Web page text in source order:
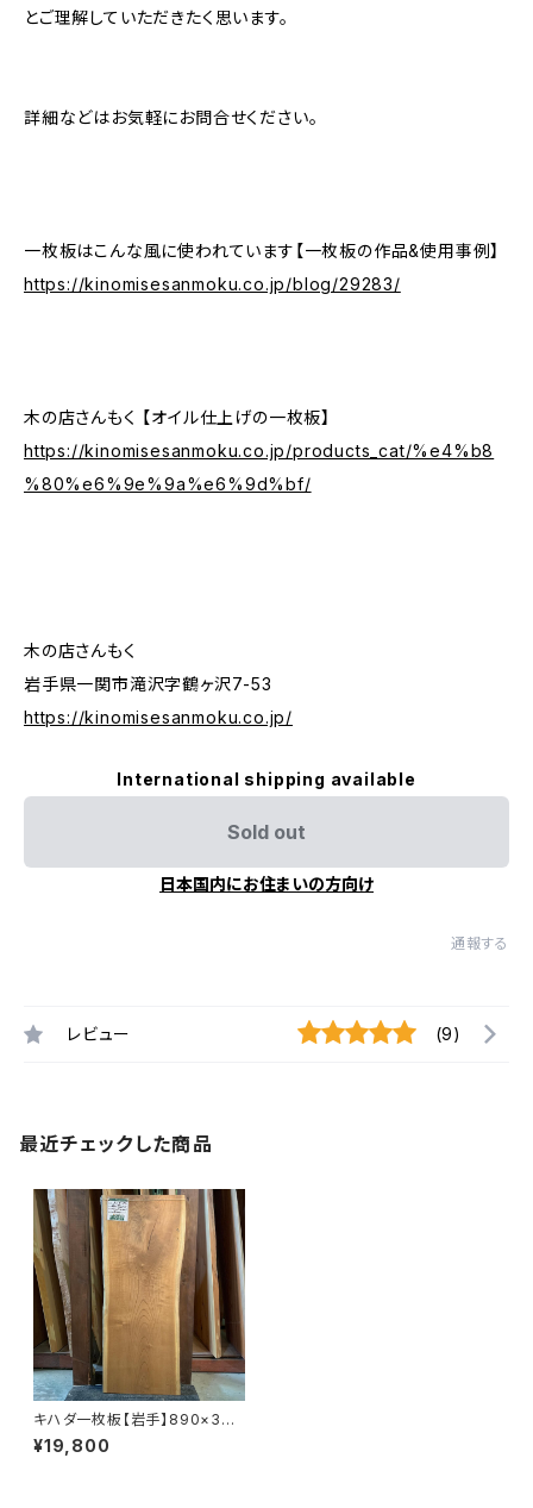
とご理解していただきたく思います。
詳細などはお気軽にお問合せください。
一枚板はこんな風に使われています【一枚板の作品&使用事例】
https://kinomisesanmoku.co.jp/blog/29283/
木の店さんもく 【オイル仕上げの一枚板】
https://kinomisesanmoku.co.jp/products_cat/%e4%b8
%80%e6%9e%9a%e6%9d%bf/
木の店さんもく
岩手県一関市滝沢字鶴ヶ沢7-53
https://kinomisesanmoku.co.jp/
International shipping available
Sold out
日本国内にお住まいの方向け
通報する
レビュー (9)
最近チェックした商品
キハダ一枚板【岩手】890×330
~360×37㎜【植物油オイル仕
上げ】
¥19,800